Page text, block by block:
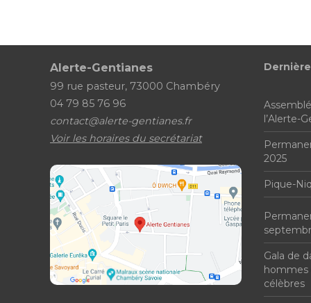
Alerte-Gentianes
99 rue pasteur, 73000 Chambéry
04 79 85 76 96
contact@alerte-gentianes.fr
Voir les horaires du secrétariat
l’Alerte-
2025
Pique-
Gala de
célèbres